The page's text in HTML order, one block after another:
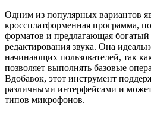
Одним из популярных вариантов
кроссплатформенная программа,
форматов и предлагающая
редактирования звука. Она
начинающих пользователей, так
позволяет выполнять базовые
Вдобавок, этот инструмент
различными интерфейсами и
типов микрофонов.